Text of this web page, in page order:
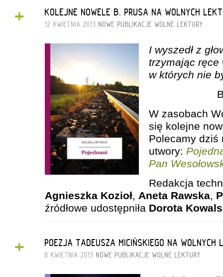
+ KOLEJNE NOWELE B. PRUSA NA WOLNYCH
12 KWIETNIA 2013 NOWE PUBLIKACJE WOLNE LEKTURY
I wyszedł z
trzymając ręce
w których nie
W zasobach
się kolejne
Polecamy dziś
utwory:
Pan
Redakcja
Agnieszka Kozioł, Aneta Rawska,
źródłowe udostępniła Dorota
+ POEZJA TADEUSZA MICIŃSKIEGO NA WOLNYCH
8 KWIETNIA 2013 NOWE PUBLIKACJE WOLNE LEKTURY